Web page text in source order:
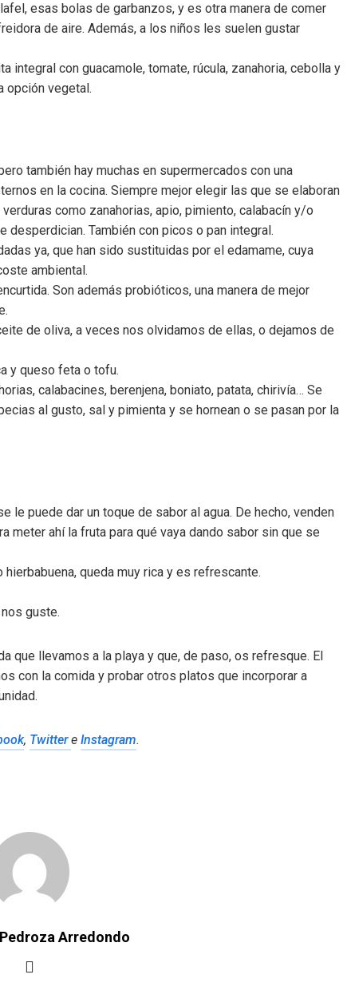
esas bolas de garbanzos, y es otra manera de comer
de aire. Además, a los niños les suelen gustar
con guacamole, tomate, rúcula, zanahoria, cebolla y
opción vegetal.
también hay muchas en supermercados con una
en la cocina. Siempre mejor elegir las que se elaboran
como zanahorias, apio, pimiento, calabacín y/o
También con picos o pan integral.
ya, que han sido sustituidas por el edamame, cuya
ambiental.
Son además probióticos, una manera de mejor
de oliva, a veces nos olvidamos de ellas, o dejamos de
y queso feta o tofu.
calabacines, berenjena, boniato, patata, chirivía… Se
al gusto, sal y pimienta y se hornean o se pasan por la
le puede dar un toque de sabor al agua. De hecho, venden
meter ahí la fruta para qué vaya dando sabor sin que se
queda muy rica y es refrescante.
guste.
que llevamos a la playa y que, de paso, os refresque. El
con la comida y probar otros platos que incorporar a
, Twittere Instagram.
Arredondo